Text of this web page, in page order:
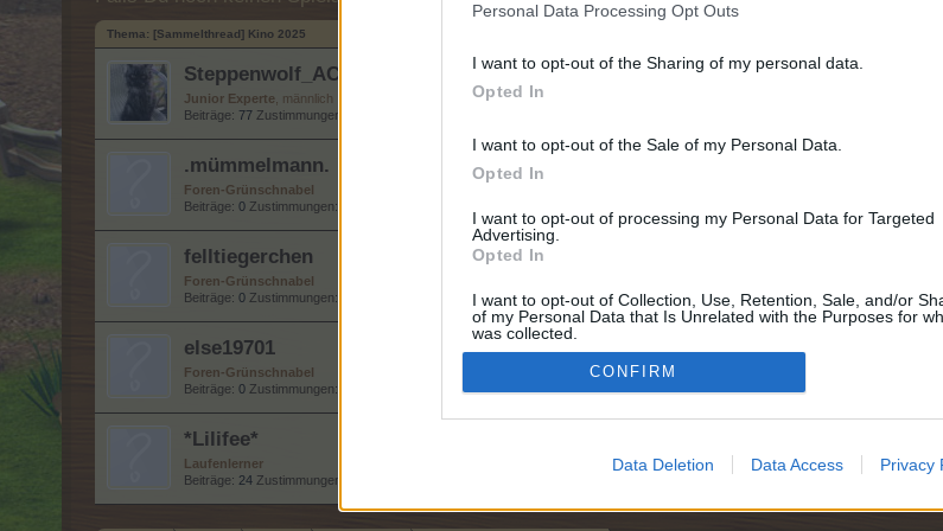
Personal Data Processing Opt Outs
I want to opt-out of the Sharing of my personal data.
Opted In
I want to opt-out of the Sale of my Personal Data.
Opted In
I want to opt-out of processing my Personal Data for Targeted
Advertising.
Opted In
I want to opt-out of Collection, Use, Retention, Sale, and/or
of my Personal Data that Is Unrelated with the Purposes for
was collected.
Opted Out
CONFIRM
Data Deletion Data Access Privacy
Thema: [Sammelthread] Kino 2025
Steppenwolf_AC
Junior Experte , männlich
Beiträge: 77 Zustimmungen:
.mümmelmann.
Foren-Grünschnabel
Beiträge: 0 Zustimmungen:
felltiegerchen
Foren-Grünschnabel
Beiträge: 0 Zustimmungen: 10
else19701
Foren-Grünschnabel
Beiträge: 0 Zustimmungen: 10
*Lilifee*
Laufenlerner
Beiträge: 24 Zustimmungen: